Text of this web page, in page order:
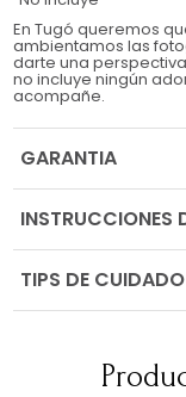
En Tugó queremos
ambientamos las
darte una
no incluye ningún
acompañe.
GARANTIA
INSTRUCCIONES
TIPS DE CUIDADO